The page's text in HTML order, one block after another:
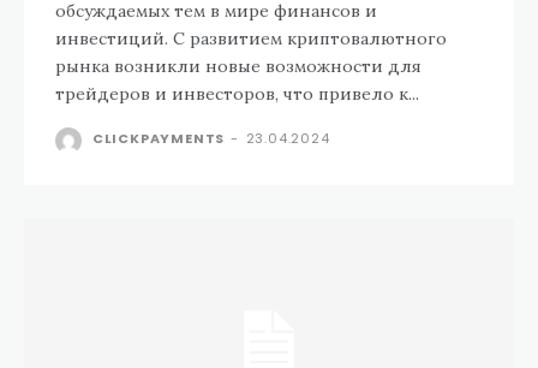
обсуждаемых тем в мире финансов и
инвестиций. С развитием криптовалютного
рынка возникли новые возможности для
трейдеров и инвесторов, что привело к...
CLICKPAYMENTS - 23.04.2024